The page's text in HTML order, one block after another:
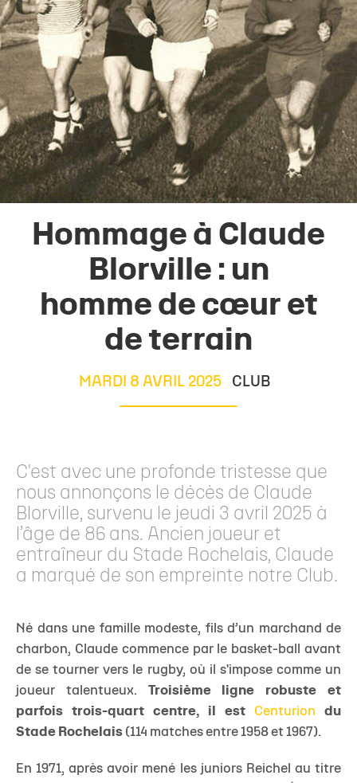
Hommage à Claude
Blorville : un
homme de cœur et
de terrain
MARDI 8 AVRIL 2025 CLUB
C'est avec une profonde tristesse que
nous annonçons le décès de Claude
Blorville, survenu le jeudi 3 avril 2025 à
l’âge de 86 ans. Ancien joueur et
entraîneur du Stade Rochelais, Claude
a marqué de son empreinte notre Club.
Né dans une famille modeste, fils d’un marchand de
charbon, Claude commence par le basket-ball avant
de se tourner vers le rugby, où il s'impose comme un
joueur talentueux.
Troisième ligne robuste et
parfois trois-quart centre, il est Centurion du
Stade Rochelais (114 matches entre 1958 et 1967).
En 1971, après avoir mené les juniors Reichel au titre